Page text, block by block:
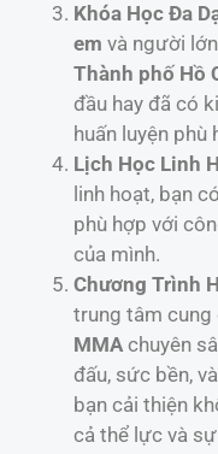
Khóa Học Đa
em và người
Thành phố Hồ
đầu hay đã có
huấn luyện phù
Lịch Học Linh
linh hoạt, bạn
phù hợp với
của mình.
Chương Trình
trung tâm cung
MMAchuyên
đấu, sức bền,
bạn cải thiện
cả thể lực và